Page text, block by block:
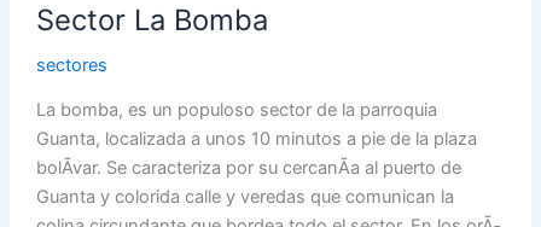
Sector La Bomba
sectores
La bomba, es un populoso sector de la parroquia
Guanta, localizada a unos 10 minutos a pie de la plaza
bolÃ­var. Se caracteriza por su cercanÃ­a al puerto de
Guanta y colorida calle y veredas que comunican la
La